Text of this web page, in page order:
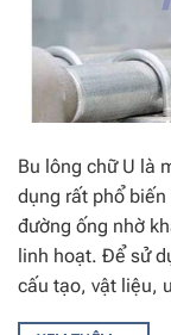
Bu lông chữ U là
dụng rất phổ
đường ống nhờ
linh hoạt. Để sử
cấu tạo, vật liệu,